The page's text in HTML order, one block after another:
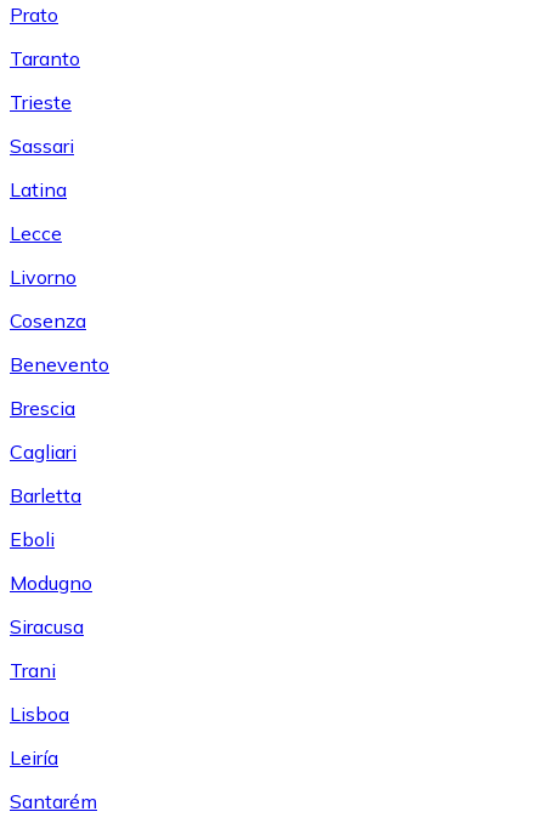
Prato
Taranto
Trieste
Sassari
Latina
Lecce
Livorno
Cosenza
Benevento
Brescia
Cagliari
Barletta
Eboli
Modugno
Siracusa
Trani
Lisboa
Leiría
Santarém